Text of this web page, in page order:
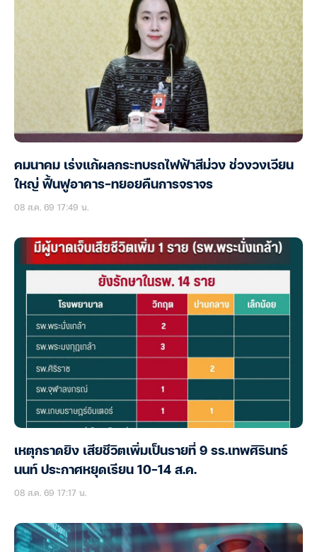
คมนาคม เร่งแก้ผลกระทบรถไฟฟ้าสีม่วง ช่วงวงเวียน
ใหญ่ ฟื้นฟูอาคาร-ทยอยคืนการจราจร
08 ส.ค. 69 17:49 น.
เหตุกราดยิง เสียชีวิตเพิ่มเป็นรายที่ 9 รร.เทพศิรินทร์
นนท์ ประกาศหยุดเรียน 10-14 ส.ค.
08 ส.ค. 69 17:17 น.